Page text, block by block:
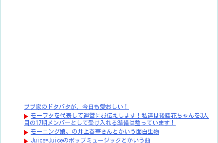
ブブ家のドタバタが、今日も愛おしい！
モーヲタを代表して運営にお伝えします！私達は後藤花ちゃんを3人
目の17期メンバーとして受け入れる準備は整っています！
モーニング娘。の井上春華さんとかいう面白生物
Juice=Juiceのポップミュージックとかいう曲